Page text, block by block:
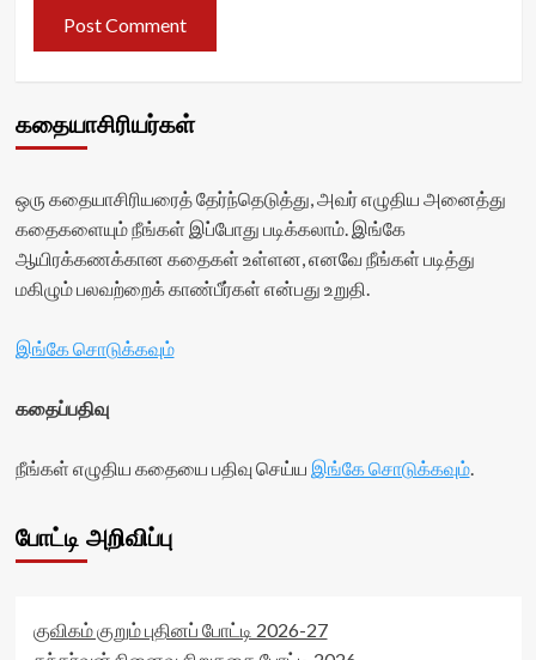
கதையாசிரியர்கள்
ஒரு கதையாசிரியரைத் தேர்ந்தெடுத்து, அவர் எழுதிய அனைத்து
கதைகளையும் நீங்கள் இப்போது படிக்கலாம். இங்கே
ஆயிரக்கணக்கான கதைகள் உள்ளன, எனவே நீங்கள் படித்து
மகிழும் பலவற்றைக் காண்பீர்கள் என்பது உறுதி.
இங்கே சொடுக்கவும்
கதைப்பதிவு
நீங்கள் எழுதிய கதையை பதிவு செய்ய இங்கே சொடுக்கவும்.
போட்டி அறிவிப்பு
குவிகம் குறும் புதினப் போட்டி 2026-27